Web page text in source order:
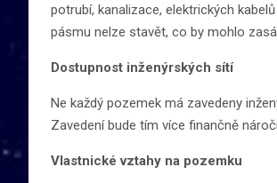
potrubí, kanalizace, elektrických
pásmu nelze stavět, co by mohlo
Dostupnost inženýrských sítí
Ne každý pozemek má zavedeny
Zavedení bude tím více finančně
Vlastnické vztahy na pozemku